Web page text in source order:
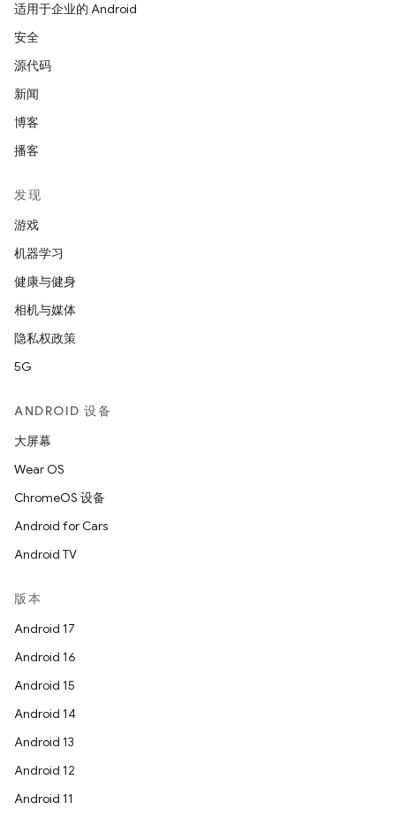
适用于企业的 Android
安全
源代码
新闻
博客
播客
发现
游戏
机器学习
健康与健身
相机与媒体
隐私权政策
5G
ANDROID 设备
大屏幕
Wear OS
ChromeOS 设备
Android for Cars
Android TV
版本
Android 17
Android 16
Android 15
Android 14
Android 13
Android 12
Android 11